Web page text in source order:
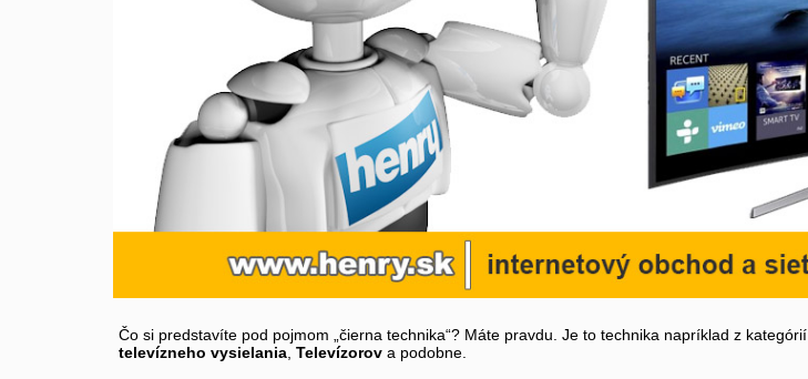
Čo si predstavíte pod pojmom „čierna technika“? Máte pravdu. Je to technika napríklad z kategórií
televízneho vysielania Televízorov a podobne.